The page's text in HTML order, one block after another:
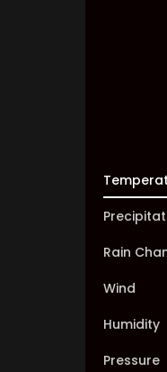
Rain
Wind
Humidity
Pressure